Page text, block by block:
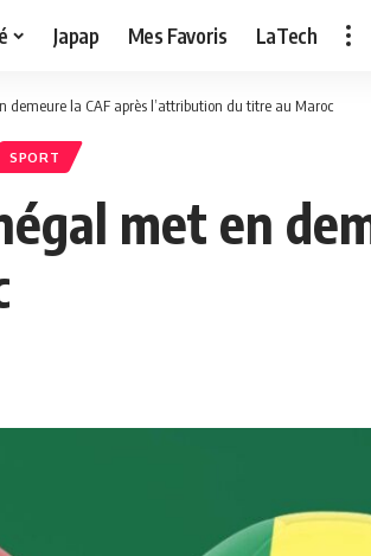
Japap Mes Favoris LaTech
demeure la CAF après l’attribution du titre au Maroc
SPORT
met en